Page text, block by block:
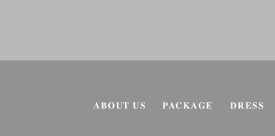
ABOUT US PACKAGE DRESS